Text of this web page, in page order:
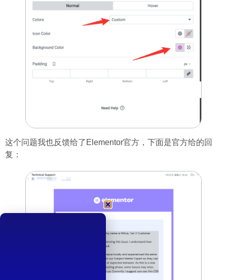
这个问题我也反馈给了Elementor官方，下面是官方给的回
复：